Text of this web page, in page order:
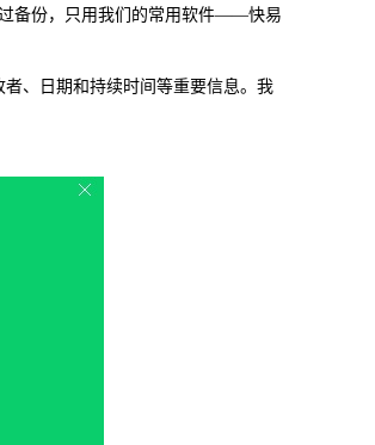
备份，只用我们的常用软件——快易
、日期和持续时间等重要信息。我